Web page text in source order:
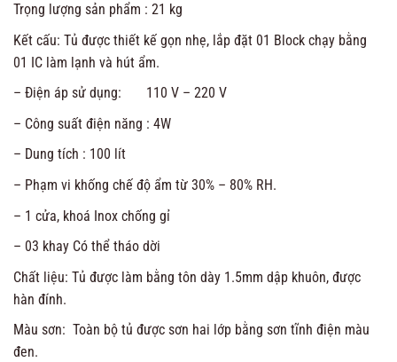
Trọng lượng sản phẩm : 21 kg
Kết cấu: Tủ được thiết kế gọn nhẹ, lắp đặt 01 Block chạy bằng
01 IC làm lạnh và hút ẩm.
– Điện áp sử dụng: 110 V – 220 V
– Công suất điện năng : 4W
– Dung tích : 100 lít
– Phạm vi khống chế độ ẩm từ 30% – 80% RH.
– 1 cửa, khoá Inox chống gỉ
– 03 khay Có thể tháo dời
Chất liệu: Tủ được làm bằng tôn dày 1.5mm dập khuôn, được
hàn đính.
Màu sơn: Toàn bộ tủ được sơn hai lớp bằng sơn tĩnh điện màu
đen.